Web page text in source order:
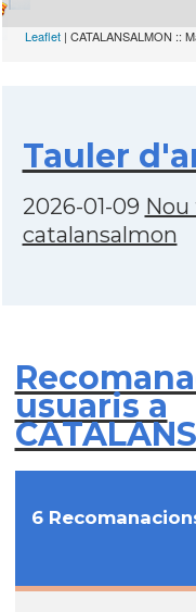
Leaflet | CATALANSALMON ::
Tauler
2026-01-09
catalansalmon
usuaris a
6